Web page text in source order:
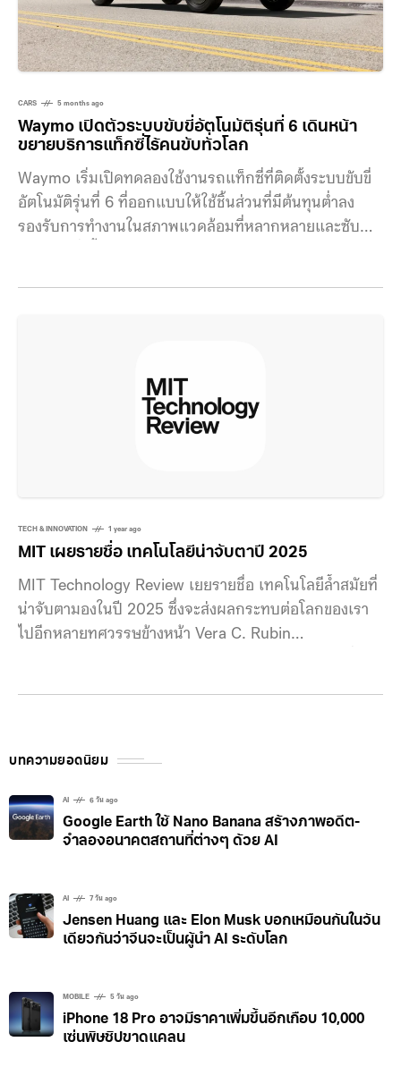
CARS 5 months ago
Waymo เปิดตัวระบบขับขี่อัตโนมัติรุ่นที่ 6 เดินหน้า
ขยายบริการแท็กซี่ไร้คนขับทั่วโลก
Waymo เริ่มเปิดทดลองใช้งานรถแท็กซี่ที่ติดตั้งระบบขับขี่
อัตโนมัติรุ่นที่ 6 ที่ออกแบบให้ใช้ชิ้นส่วนที่มีต้นทุนต่ำลง
รองรับการทำงานในสภาพแวดล้อมที่หลากหลายและซับ
เซ็นเซอร์ เช่น กล้องความละเอียดสูง 17 ล้านพิกเซล ที่
สามารถเก็บข้อมูลได้หลายล้านจุด ทำให้มองเห็นรอบคันได้
TECH & INNOVATION 1 year ago
MIT เผยรายชื่อ เทคโนโลยีน่าจับตาปี 2025
MIT Technology Review เยยรายชื่อ เทคโนโลยีล้ำสมัยที่
น่าจับตามองในปี 2025 ซึ่งจะส่งผลกระทบต่อโลกของเรา
ไปอีกหลายทศวรรษข้างหน้า Vera C. Rubin
กับอวกาศ Generative AI search: เดือนนี้ถือเป็นเดือนที่
DeepSeek ที่พัฒนาได้เร็วและต้นทุนถูกกว่า เรียกว่าเป็น
ความก้าวหน้าครั้งสำคัญของ Generative AI ที่จะเข้าถึง
คนในวงกว้างมากขึ้น ในปีนี้เราจะได้เห็นคนใช้งาน
บทความยอดนิยม
AI 6 วัน ago
Google Earth ใช้ Nano Banana สร้างภาพอดีต-
จำลองอนาคตสถานที่ต่างๆ ด้วย AI
AI 7 วัน ago
Jensen Huang และ Elon Musk บอกเหมือนกันในวัน
เดียวกันว่าจีนจะเป็นผู้นำ AI ระดับโลก
MOBILE 5 วัน ago
iPhone 18 Pro อาจมีราคาเพิ่มขึ้นอีกเกือบ 10,000
เซ่นพิษชิปขาดแคลน